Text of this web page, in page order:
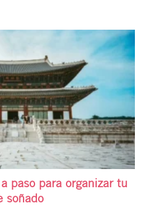
paso para organizar tu
soñado